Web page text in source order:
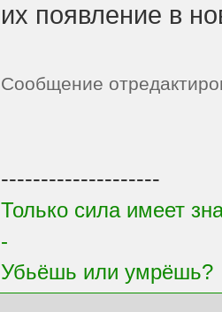
их появление в
Сообщение
--------------------
Только сила имеет
-
Убьёшь или умрёшь?